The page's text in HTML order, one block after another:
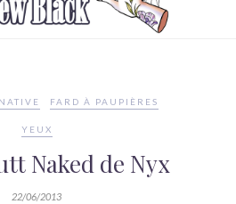
FARD À PAUPIÈRES
YEUX
Naked de Nyx
22/06/2013